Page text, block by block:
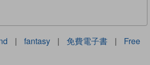
| fantasy | 免費電子書 |
Free